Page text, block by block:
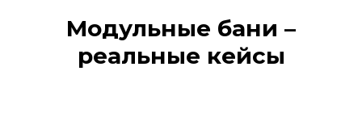
Модульные бани –
реальные кейсы